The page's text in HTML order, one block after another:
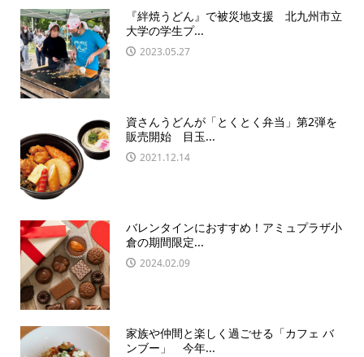
『絆焼うどん』で被災地支援 北九州市立
大学の学生プ...
2023.05.27
資さんうどんが「とくとく弁当」第2弾を
販売開始 目玉...
2021.12.14
バレンタインにおすすめ！アミュプラザ小
倉の期間限定...
2024.02.09
家族や仲間と楽しく過ごせる「カフェ バ
ンブー」 今年...